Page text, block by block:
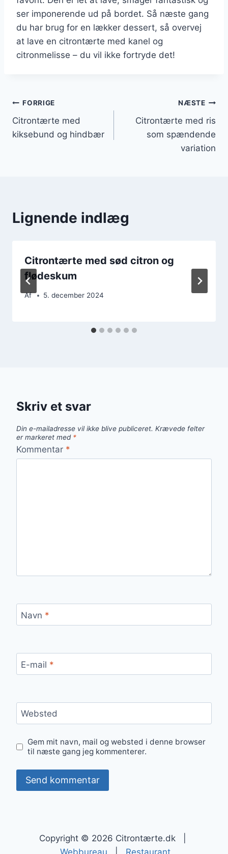
ser imponerende ud på bordet. Så næste gang
du har brug for en lækker dessert, så overvej
at lave en citrontærte med kanel og
citronmelisse – du vil ikke fortryde det!
Indlægsnavigation
FORRIGE
Citrontærte med
kiksebund og hindbær
NÆSTE
Citrontærte med ris
som spændende
variation
Lignende indlæg
Citrontærte med sød citron og
flødeskum
Af 5. december 2024
Skriv et svar
Din e-mailadresse vil ikke blive publiceret. Krævede felter
er markeret med *
Kommentar *
Navn *
E-mail *
Websted
Gem mit navn, mail og websted i denne browser
til næste gang jeg kommenterer.
Copyright © 2026 Citrontærte.dk |
Webbureau
Restaurant